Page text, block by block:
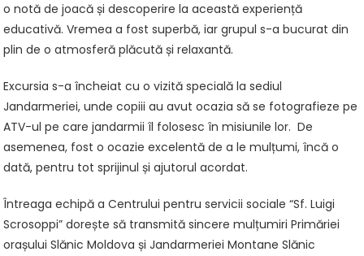
o notă de joacă și descoperire la această experiență
educativă. Vremea a fost superbă, iar grupul s-a bucurat din
plin de o atmosferă plăcută și relaxantă.
Excursia s-a încheiat cu o vizită specială la sediul
Jandarmeriei, unde copiii au avut ocazia să se fotografieze pe
ATV-ul pe care jandarmii îl folosesc în misiunile lor. De
asemenea, fost o ocazie excelentă de a le mulțumi, încă o
dată, pentru tot sprijinul și ajutorul acordat.
Întreaga echipă a Centrului pentru servicii sociale “Sf. Luigi
Scrosoppi” dorește să transmită sincere mulțumiri Primăriei
orașului Slănic Moldova și Jandarmeriei Montane Slănic